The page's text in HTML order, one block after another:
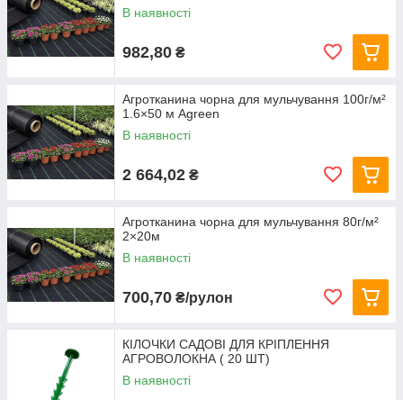
В наявності
982,80 ₴
Агротканина чорна для мульчування 100г/м²
1.6×50 м Agreen
В наявності
2 664,02 ₴
Агротканина чорна для мульчування 80г/м²
2×20м
В наявності
700,70 ₴/рулон
КІЛОЧКИ САДОВІ ДЛЯ КРІПЛЕННЯ
АГРОВОЛОКНА ( 20 ШТ)
В наявності